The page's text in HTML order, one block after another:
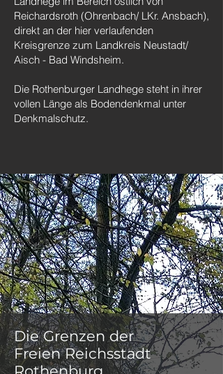
Reichardsroth (Ohrenbach/ LKr. Ansbach),
direkt an der hier verlaufenden
Kreisgrenze zum Landkreis Neustadt/
Aisch - Bad Windsheim.
Die Rothenburger Landhege steht in ihrer
vollen Länge als Bodendenkmal unter
Denkmalschutz.
Die Grenzen der
Freien Reichsstadt